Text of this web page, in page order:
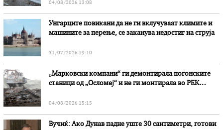
04/08/2026 13:08
Унгарците повикани да не ги вклучуваат климите и
машините за перење, се заканува недостиг на струја
31/07/2026 19:10
„Марковски компани“ ги демонтирала погонските
станици од „Осломеј“ и не ги монтирала во РЕК
04/08/2026 15:15
Вучиќ: Ако Дунав падне уште 30 сантиметри, готови